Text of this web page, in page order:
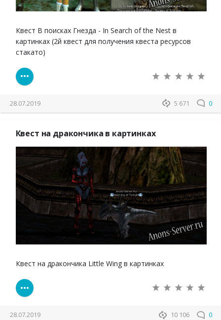
Квест В поисках Гнезда - In Search of the Nest в
картинках (2й квест для получения квеста ресурсов
стакато)
5 671 0
28.07.2019
Квест на дракончика в картинках
Квест на дракончика Little Wing в картинках
10 106 0
28.07.2019